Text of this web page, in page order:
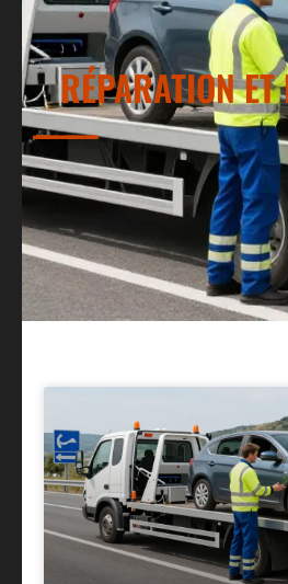
RÉPARATION ET